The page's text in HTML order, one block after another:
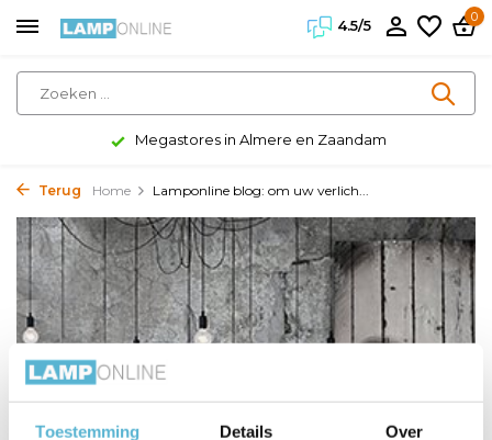
Toestemming Details Over
4.5/5
0
Megastores in Almere en Zaandam
Terug Home Lamponline blog: om uw verlich...